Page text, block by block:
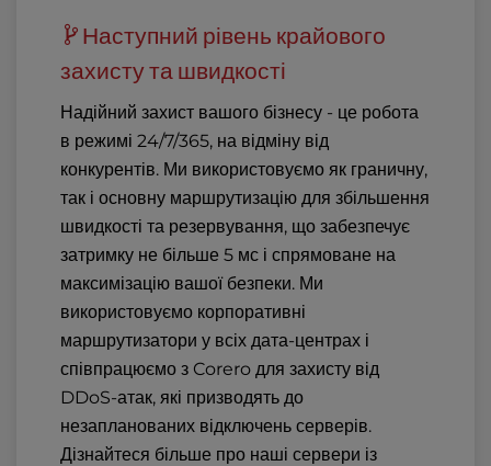
Наступний рівень крайового
захисту та швидкості
Надійний захист вашого бізнесу - це робота
в режимі 24/7/365, на відміну від
конкурентів. Ми використовуємо як граничну,
так і основну маршрутизацію для збільшення
швидкості та резервування, що забезпечує
затримку не більше 5 мс і спрямоване на
максимізацію вашої безпеки. Ми
використовуємо корпоративні
маршрутизатори у всіх дата-центрах і
співпрацюємо з Corero для захисту від
DDoS-атак, які призводять до
незапланованих відключень серверів.
Дізнайтеся більше про наші сервери із